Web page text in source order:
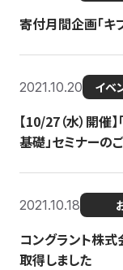
寄付月間企画「キ
2021.10.20 イベ
【10/27（水）開
基礎」セミナーの
2021.10.18
コングラント株
取得しました